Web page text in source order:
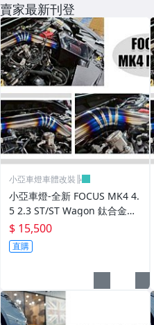
賣家最新刊登
小亞車燈車體改裝╠
小亞車燈-全新 FOCUS MK4 4.
5 2.3 ST/ST Wagon 鈦合金高
效能強化MST加大進氣增壓管
$ 15,500
直購